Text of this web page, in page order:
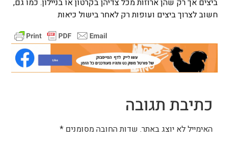
חשוב לצרוך ביצים ועופות רק לאחר בישול כיאות
כתיבת תגובה
האימייל לא יוצג באתר. שדות החובה מסומנים *